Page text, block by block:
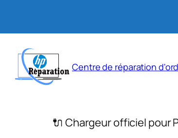
contenu
Centre de réparation
🔌 Chargeur officiel pour